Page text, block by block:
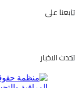
تابعنا على
احدث الاخبار